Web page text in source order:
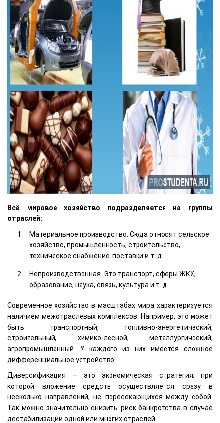
Всё мировое хозяйство подразделяется на группы
отраслей:
Материальное производство. Сюда относят сельское
хозяйство, промышленность, строительство,
техническое снабжение, поставки и т. д.
Непроизводственная. Это транспорт, сферы ЖКХ,
образование, наука, связь, культура и т. д.
Современное хозяйство в масштабах мира характеризуется
наличием межотраслевых комплексов. Например, это может
быть транспортный, топливно-энергетический,
строительный, химико-лесной, металлургический,
агропромышленный. У каждого из них имеется сложное
дифференциальное устройство.
Диверсификация — это экономическая стратегия, при
которой вложение средств осуществляется сразу в
несколько направлений, не пересекающихся между собой.
Так можно значительно снизить риск банкротства в случае
дестабилизации одной или многих отраслей.